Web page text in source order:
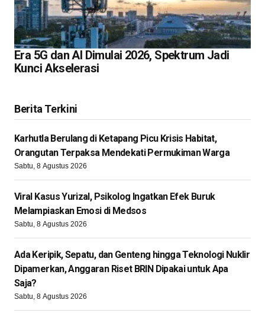
Era 5G dan AI Dimulai 2026, Spektrum Jadi
Kunci Akselerasi
Berita Terkini
Karhutla Berulang di Ketapang Picu Krisis Habitat,
Orangutan Terpaksa Mendekati Permukiman Warga
Sabtu, 8 Agustus 2026
Viral Kasus Yurizal, Psikolog Ingatkan Efek Buruk
Melampiaskan Emosi di Medsos
Sabtu, 8 Agustus 2026
Ada Keripik, Sepatu, dan Genteng hingga Teknologi Nuklir
Dipamerkan, Anggaran Riset BRIN Dipakai untuk Apa
Saja?
Sabtu, 8 Agustus 2026